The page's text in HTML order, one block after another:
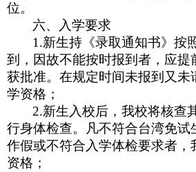
位。
六、入学要求
1.新生持《录取通知书》按
到，因故不能按时报到者，应提
获批准。在规定时间未报到又未
学资格；
2.新生入校后，我校将核查
行身体检查。凡不符合台湾免试
作假或不符合入学体检要求者，
资格；